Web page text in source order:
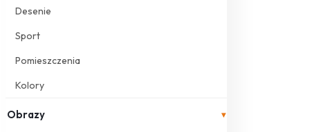
Desenie
Sport
Pomieszczenia
Kolory
Obrazy ▾